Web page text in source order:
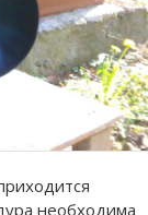
необходима